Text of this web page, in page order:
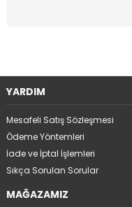
YARDIM
Mesafeli Satış Sözleşmesi
Ödeme Yöntemleri
İade ve İptal İşlemleri
Sıkça Sorulan Sorular
MAĞAZAMIZ